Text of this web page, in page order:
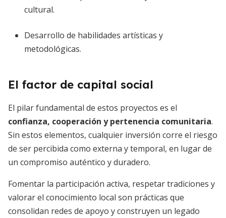
cultural.
Desarrollo de habilidades artísticas y
metodológicas.
El factor de capital social
El pilar fundamental de estos proyectos es el
confianza, cooperación y pertenencia comunitaria.
Sin estos elementos, cualquier inversión corre el riesgo
de ser percibida como externa y temporal, en lugar de
un compromiso auténtico y duradero.
Fomentar la participación activa, respetar tradiciones y
valorar el conocimiento local son prácticas que
consolidan redes de apoyo y construyen un legado